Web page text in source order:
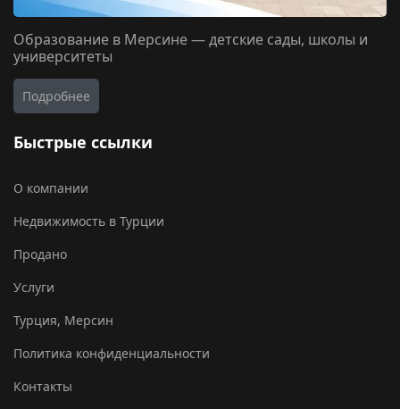
Образование в Мерсине — детские сады, школы и
университеты
Подробнее
Быстрые ссылки
О компании
Недвижимость в Турции
Продано
Услуги
Турция, Мерсин
Политика конфиденциальности
Контакты